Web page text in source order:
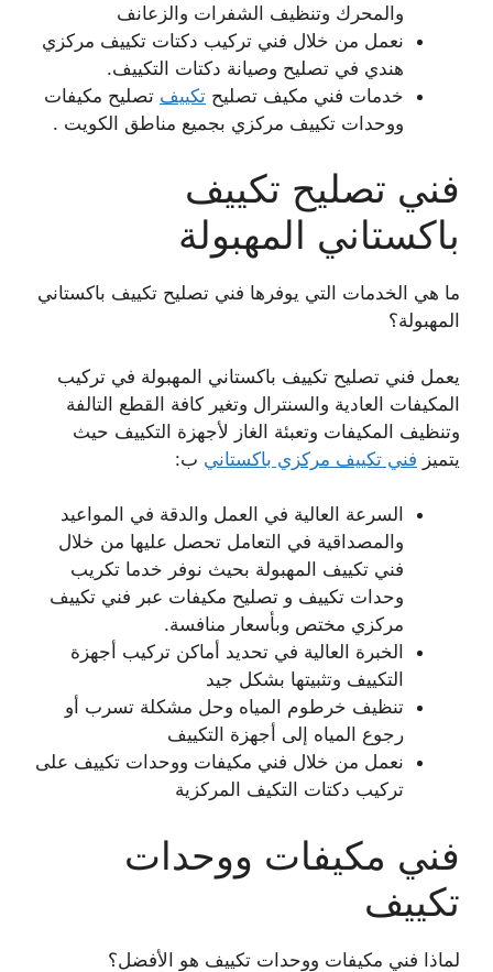
والمحرك وتنظيف الشفرات والزعانف
نعمل من خلال فني تركيب دكتات تكييف مركزي
هندي في تصليح وصيانة دكتات التكييف.
خدمات فني مكيف تصليح تكييف تصليح مكيفات
ووحدات تكييف مركزي بجميع مناطق الكويت .
فني تصليح تكييف
باكستاني المهبولة
ما هي الخدمات التي يوفرها فني تصليح تكييف باكستاني
المهبولة؟
يعمل فني تصليح تكييف باكستاني المهبولة في تركيب
المكيفات العادية والسنترال وتغير كافة القطع التالفة
وتنظيف المكيفات وتعبئة الغاز لأجهزة التكييف حيث
يتميز فني تكييف مركزي باكستاني ب:
السرعة العالية في العمل والدقة في المواعيد
والمصداقية في التعامل تحصل عليها من خلال
فني تكييف المهبولة بحيث نوفر خدما تكريب
وحدات تكييف و تصليح مكيفات عبر فني تكييف
مركزي مختص وبأسعار منافسة.
الخبرة العالية في تحديد أماكن تركيب أجهزة
التكييف وتثبيتها بشكل جيد
تنظيف خرطوم المياه وحل مشكلة تسرب أو
رجوع المياه إلى أجهزة التكييف
نعمل من خلال فني مكيفات ووحدات تكييف على
تركيب دكتات التكيف المركزية
فني مكيفات ووحدات
تكييف
لماذا فني مكيفات ووحدات تكييف هو الأفضل؟